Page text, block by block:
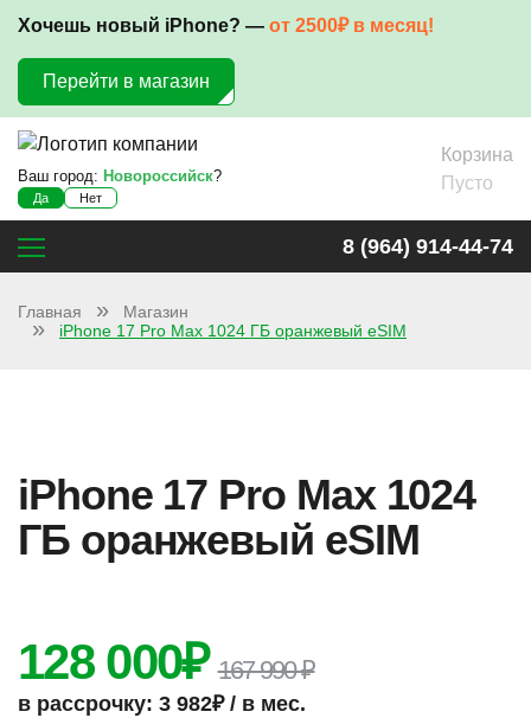
Хочешь новый iPhone? — от 2500₽ в месяц!
Перейти в магазин
Ваш город: Новороссийск?
Да Нет
Корзина
Пусто
8 (964) 914-44-74
Главная
Магазин
iPhone 17 Pro Max 1024 ГБ оранжевый eSIM
iPhone 17 Pro Max 1024
ГБ оранжевый eSIM
128 000₽ 167 990 ₽
в рассрочку: 3 982₽ / в мес.